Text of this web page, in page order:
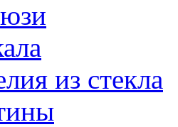
из стекла